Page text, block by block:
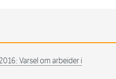
Varsel om arbeider i